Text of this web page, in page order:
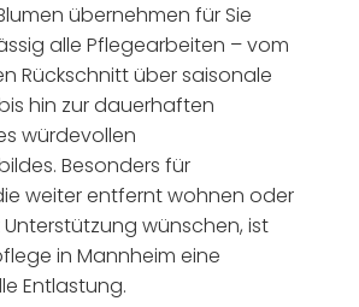
übernehmen für Sie
alle Pflegearbeiten – vom
Rückschnitt über saisonale
hin zur dauerhaften
würdevollen
Besonders für
weiter entfernt wohnen oder
wünschen, ist
in Mannheim eine
Entlastung.